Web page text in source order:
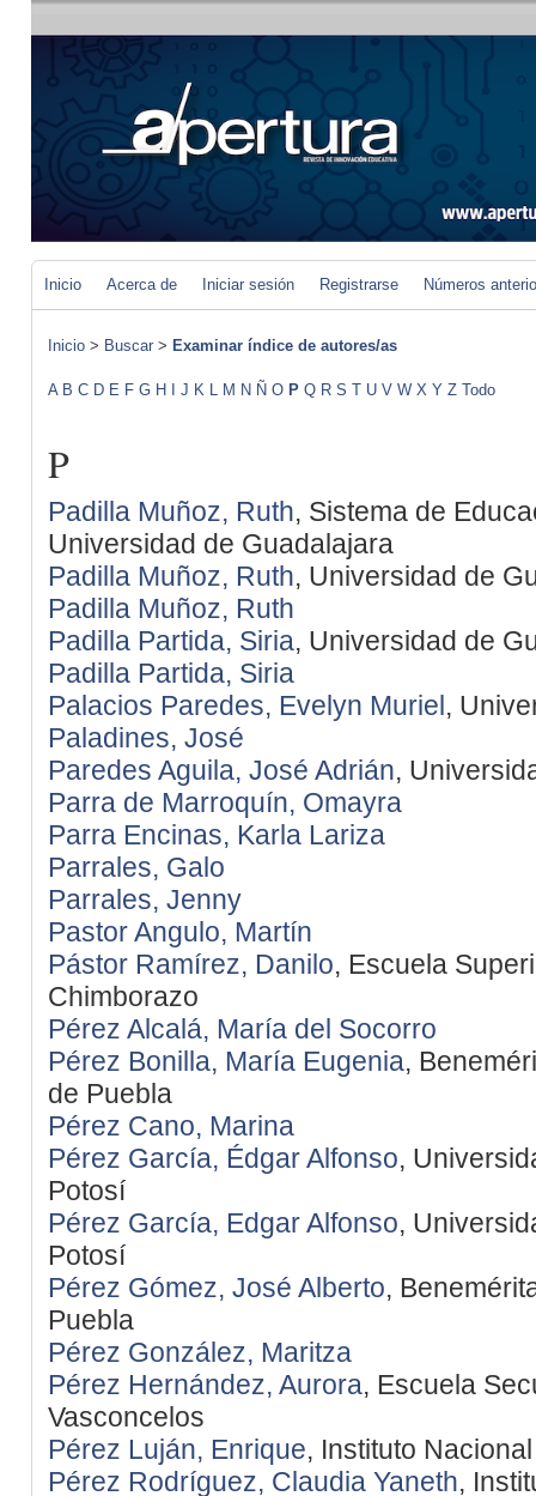
Inicio Acerca de Iniciar sesión Registrarse Números
Inicio > Buscar > Examinar índice de autores/as
A B C D E F G H I J K L M N Ñ O P Q R S T U V W X Y Z Todo
P
Padilla Muñoz, Ruth, Sistema de
Universidad de Guadalajara
Padilla Muñoz, Ruth, Universidad de
Padilla Muñoz, Ruth
Padilla Partida, Siria, Universidad de
Padilla Partida, Siria
Palacios Paredes, Evelyn Muriel,
Paladines, José
Paredes Aguila, José Adrián,
Parra de Marroquín, Omayra
Parra Encinas, Karla Lariza
Parrales, Galo
Parrales, Jenny
Pastor Angulo, Martín
Pástor Ramírez, Danilo, Escuela
Chimborazo
Pérez Alcalá, María del Socorro
Pérez Bonilla, María Eugenia,
de Puebla
Pérez Cano, Marina
Pérez García, Édgar Alfonso,
Potosí
Pérez García, Edgar Alfonso,
Potosí
Pérez Gómez, José Alberto,
Puebla
Pérez González, Maritza
Pérez Hernández, Aurora, Escuela
Vasconcelos
Pérez Luján, Enrique, Instituto
Pérez Rodríguez, Claudia Yaneth,